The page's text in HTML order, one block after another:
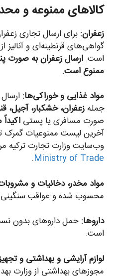
کالاهای ممنوعه و
زعفران: برای ارسال تجاری
گواهی‌های قرنطینه‌ای و آنالیز
است. ارسال زعفران به صورت
ممنوع است.
مواد غذایی و خوراکی‌ها:
جمله زعفران، خشکبار، آجیل،
صورت مسافری یا پستی
آخرین لیست ممنوعیات گمرک
وب‌سایت وزارت تجارت ترکیه
Ministry of Trade
.
مواد مخدر، دخانیات و
محسوب شده و عواقب سنگینی
داروها: حمل داروهای بدون
است.
لوازم آرایشی و بهداشتی و
مجوزهای بهداشتی از وزارت